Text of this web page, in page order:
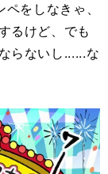
をしなきゃ、
るけど、でも
らないし......な